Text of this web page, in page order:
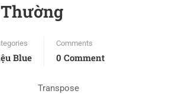
Blue
Comments
0 Comment
Transpose